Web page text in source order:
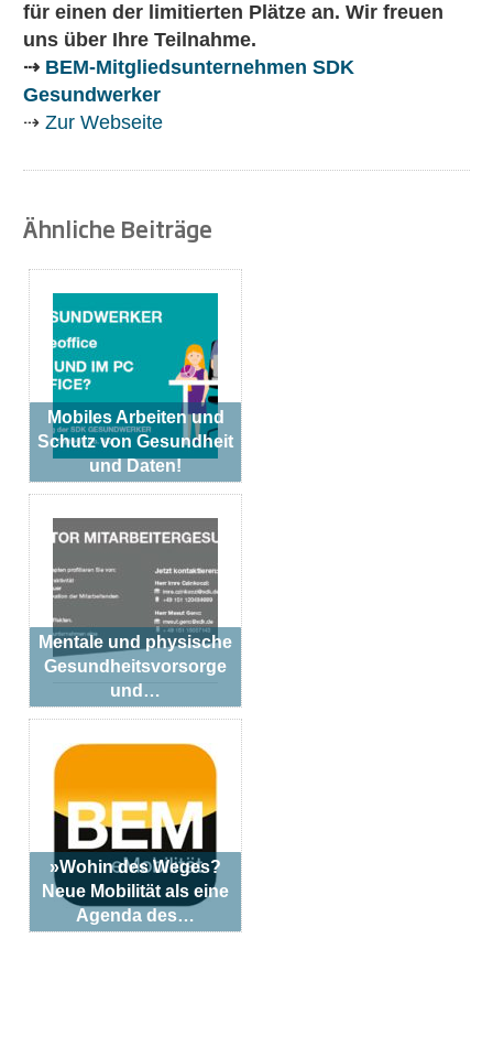
für einen der limitierten Plätze an. Wir freuen
uns über Ihre Teilnahme.
⇢ BEM-Mitgliedsunternehmen SDK
Gesundwerker
⇢ Zur Webseite
Ähnliche Beiträge
Mobiles Arbeiten und
Schutz von Gesundheit
und Daten!
Mentale und physische
Gesundheitsvorsorge
und…
»Wohin des Weges?
Neue Mobilität als eine
Agenda des…